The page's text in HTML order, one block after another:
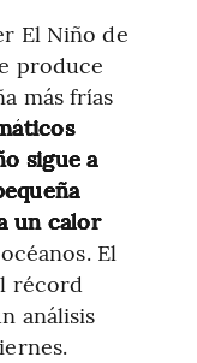
El Niño de
produce
más frías
sigue a
un calor
El
récord
análisis